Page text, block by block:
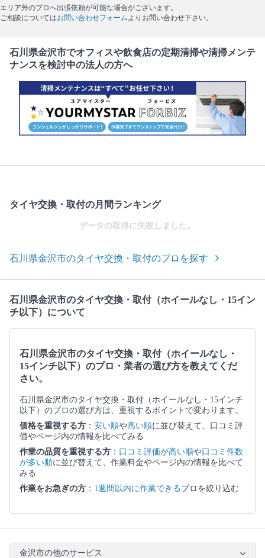
エリア外のプロへ出張依頼が可能な場合がございます。
ご相談についてはお問い合わせフォーム よりお問い合わせ下さい。
石川県金沢市でオフィスや飲食店の定期清掃や清掃メンテ
ナンスを検討中の法人の方へ
タイヤ交換・取付の月間ランキング
データの取得に失敗しました。
石川県金沢市のタイヤ交換・取付のプロを探す
石川県金沢市のタイヤ交換・取付（ホイールなし・15イン
チ以下）について
石川県金沢市のタイヤ交換・取付（ホイールなし・
15インチ以下）のプロ・業者の選び方を教えてくだ
さい。
石川県金沢市のタイヤ交換・取付（ホイールなし・15インチ
以下）のプロの選び方は、重視するポイントで変わります。
価格を重視する方 ： 安い順や高い順に並び替えて、口コミ評
価やページ内の情報を比べてみる
作業の品質を重視する方 ： 口コミ評価が高い順や口コミ件数
が多い順に並び替えて、作業料金やページ内の情報を比べて
みる
作業をお急ぎの方 ： 1週間以内に作業できるプロを絞り込む
金沢市の他のサービス